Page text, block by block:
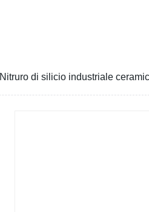
Nitruro di silicio industriale